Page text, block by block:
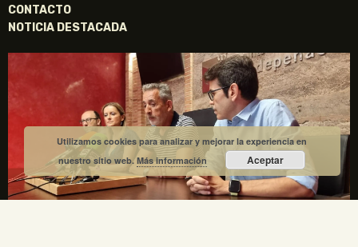
CONTACTO
NOTICIA DESTACADA
Utilizamos cookies para analizar y mejorar la experiencia en
nuestro sitio web.Más información Aceptar